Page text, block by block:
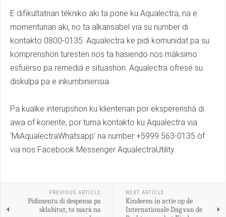
E difikultatnan tékniko aki ta pone ku Aqualectra, na e
momentunan aki, no ta alkansabel via su number di
kontakto 0800-0135. Aqualectra ke pidi komunidat pa su
komprenshon turesten nos ta hasiendo nos máksimo
esfuerso pa remediá e situashon. Aqualectra ofresé su
diskulpa pa e inkumbiniensia.
Pa kualke interupshon ku klientenan por eksperenshá di
awa of koriente, por tuma kontakto ku Aqualectra via
‘MiAqualectraWhatsapp’ na number +5999 563-0135 òf
via nos Facebook Messenger AqualectraUtility.
PREVIOUS ARTICLE
Pidimentu di despensa pa
sklabitut, ta mará na
NEXT ARTICLE
Kinderen in actie op de
Internationale Dag van de